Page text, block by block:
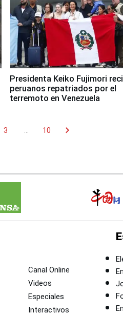
Presidenta Keiko Fujimori
peruanos repatriados por el
terremoto en Venezuela
3 10 chevron_right
Canal Online
Videos
Especiales
Interactivos